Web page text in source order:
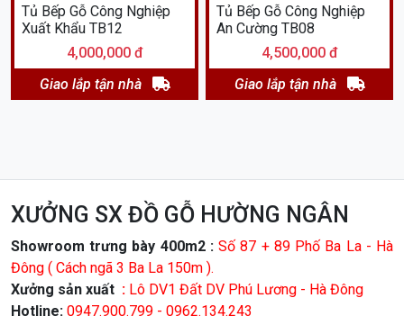
Tủ Bếp Gỗ Công Nghiệp
Xuất Khẩu TB12
4,000,000 đ
Giao lắp tận nhà
Tủ Bếp Gỗ Công Nghiệp
An Cường TB08
4,500,000 đ
Giao lắp tận nhà
XƯỞNG SX ĐỒ GỖ HƯỜNG NGÂN
Showroom trưng bày 400m2 : Số 87 + 89 Phố Ba La - Hà
Đông ( Cách ngã 3 Ba La 150m ).
Xưởng sản xuất : Lô DV1 Đất DV Phú Lương - Hà Đông
Hotline: 0947.900.799 - 0962.134.243